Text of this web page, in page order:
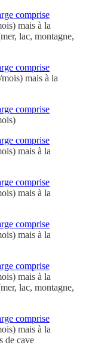
comprise
mais à la
lac, montagne,
comprise
mais à la
comprise
comprise
mais à la
comprise
mais à la
comprise
mais à la
comprise
mais à la
lac, montagne,
comprise
mais à la
de cave